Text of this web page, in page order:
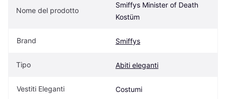
Nome del prodotto
Smiffys Minister of Death
Kostüm
Brand Smiffys
Tipo Abiti eleganti
Vestiti Eleganti Costumi